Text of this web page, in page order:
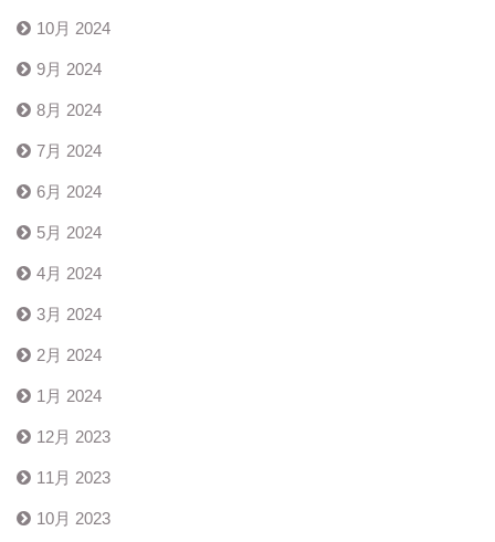
10月 2024
9月 2024
8月 2024
7月 2024
6月 2024
5月 2024
4月 2024
3月 2024
2月 2024
1月 2024
12月 2023
11月 2023
10月 2023